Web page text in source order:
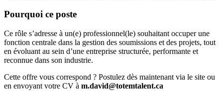
Pourquoi ce poste
Ce rôle s’adresse à un(e) professionnel(le) souhaitant occuper une
fonction centrale dans la gestion des soumissions et des projets, tout
en évoluant au sein d’une entreprise structurée, performante et
reconnue dans son industrie.
Cette offre vous correspond ? Postulez dès maintenant via le site ou
en envoyant votre CV à m.david@totemtalent.ca